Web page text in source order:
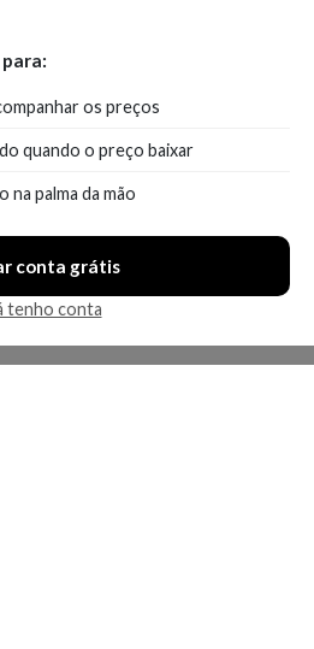
os preços
quando o preço baixar
na palma da mão
conta grátis
tenho conta